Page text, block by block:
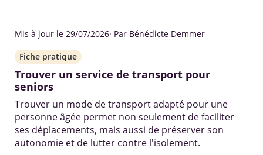
Mis à jour le 29/07/2026· Par Bénédicte Demmer
Fiche pratique
Trouver un service de transport pour
seniors
Trouver un mode de transport adapté pour une
personne âgée permet non seulement de faciliter
ses déplacements, mais aussi de préserver son
autonomie et de lutter contre l'isolement.